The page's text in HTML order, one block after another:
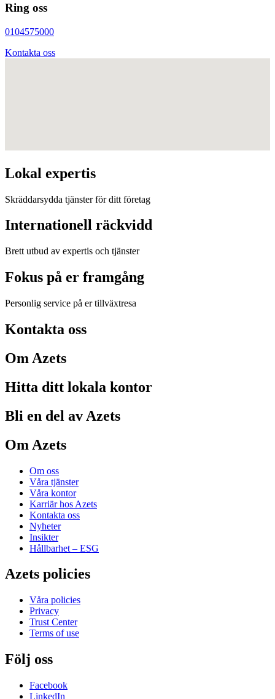
Ring oss
0104575000
Kontakta oss
Lokal expertis
Skräddarsydda tjänster för ditt företag
Internationell räckvidd
Brett utbud av expertis och tjänster
Fokus på er framgång
Personlig service på er tillväxtresa
Kontakta oss
Om Azets
Hitta ditt lokala kontor
Bli en del av Azets
Om Azets
Om oss
Våra tjänster
Våra kontor
Karriär hos Azets
Kontakta oss
Nyheter
Insikter
Hållbarhet – ESG
Azets policies
Våra policies
Privacy
Trust Center
Terms of use
Följ oss
Facebook
LinkedIn